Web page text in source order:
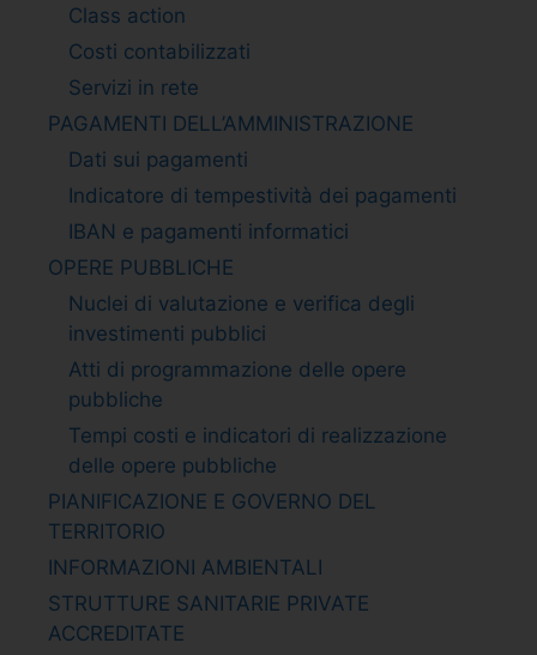
Class action
Costi contabilizzati
Servizi in rete
PAGAMENTI DELL’AMMINISTRAZIONE
Dati sui pagamenti
Indicatore di tempestività dei pagamenti
IBAN e pagamenti informatici
OPERE PUBBLICHE
Nuclei di valutazione e verifica degli
investimenti pubblici
Atti di programmazione delle opere
pubbliche
Tempi costi e indicatori di realizzazione
delle opere pubbliche
PIANIFICAZIONE E GOVERNO DEL
TERRITORIO
INFORMAZIONI AMBIENTALI
STRUTTURE SANITARIE PRIVATE
ACCREDITATE